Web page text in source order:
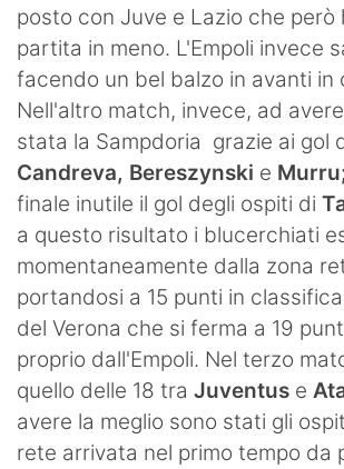
posto con Juve e Lazio che però
partita in meno. L'Empoli invece
facendo un bel balzo in avanti in
Nell'altro match, invece, ad
stata la Sampdoria grazie ai gol
Candreva, Bereszynski e
finale inutile il gol degli ospiti di
a questo risultato i blucerchiati
momentaneamente dalla zona
portandosi a 15 punti in
del Verona che si ferma a 19
proprio dall'Empoli. Nel terzo
quello delle 18 tra Juventus e
avere la meglio sono stati gli
rete arrivata nel primo tempo da